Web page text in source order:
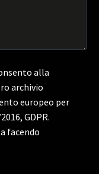
alla
archivio
europeo per
GDPR.
facendo